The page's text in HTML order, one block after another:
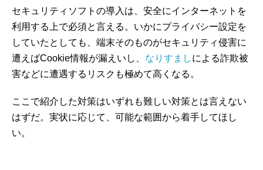
セキュリティソフトの導入は、安全にインターネットを
利用する上で必須と言える。いかにプライバシー設定を
していたとしても、端末そのものがセキュリティ侵害に
遭えばCookie情報が漏えいし、 なりすましによる詐欺被
害などに遭遇するリスクも極めて高くなる。
ここで紹介した対策はいずれも難しい対策とは言えない
はずだ。実状に応じて、可能な範囲から着手してほし
い。